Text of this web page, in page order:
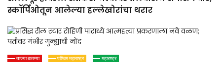
स्कॉर्पिओतून आलेल्या हल्लेखोरांचा थरार
ताज्या बातम्या पश्चिम महाराष्ट्र महाराष्ट्र